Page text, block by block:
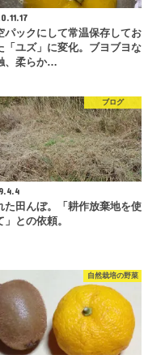
パックにして常温保存してお
「ユズ」に変化。ブヨブヨな
、柔らか…
ブログ
た田んぼ。「耕作放棄地を使
」との依頼。
自然栽培の野菜